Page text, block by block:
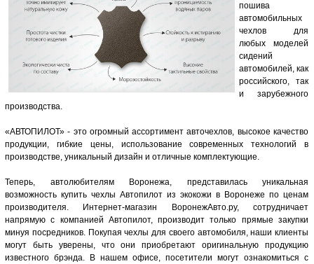
пошива
автомобильных
чехлов для
любых моделей
сидений
автомобилей, как
российского, так
и зарубежного
производства.
«АВТОПИЛОТ» - это огромный ассортимент авточехлов, высокое качество
продукции, гибкие цены, использование современных технологий в
производстве, уникальный дизайн и отличные комплектующие.
Теперь, автолюбителям Воронежа, представилась уникальная
возможность купить чехлы Автопилот из экокожи в Воронеже по ценам
производителя. Интернет-магазин ВоронежАвто.ру, сотрудничает
напрямую с компанией Автопилот, производит только прямые закупки
минуя посредников. Покупая чехлы для своего автомобиля, наши клиенты
могут быть уверены, что они приобретают оригинальную продукцию
известного брэнда. В нашем офисе, посетители могут ознакомиться с